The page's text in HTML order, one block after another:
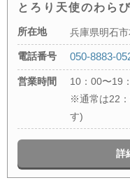
とろり天使のわら
所在地 兵庫県明石
電話番号 050-8883-
営業時間
10：00〜19
※通常は22
す)
詳